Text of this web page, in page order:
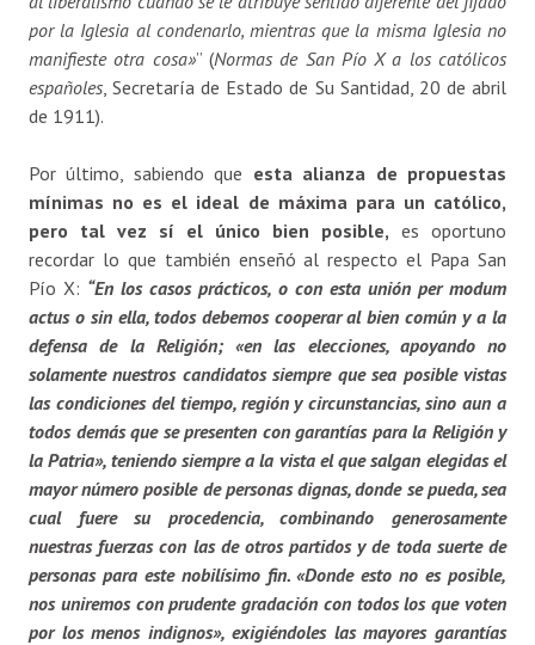
por la Iglesia al condenarlo, mientras que la misma Iglesia no
manifieste otra cosa»” (Normas de San Pío X a los católicos
españoles , Secretaría de Estado de Su Santidad, 20 de abril
de 1911).
Por último, sabiendo que esta alianza de propuestas
mínimas no es el ideal de máxima para un católico,
pero tal vez sí el único bien posible, es oportuno
recordar lo que también enseñó al respecto el Papa San
Pío X: “En los casos prácticos, o con esta unión per modum
actuso sin ella, todos debemos cooperar al bien común y a la
defensa de la Religión; «en las elecciones, apoyando no
solamente nuestros candidatos siempre que sea posible vistas
las condiciones del tiempo, región y circunstancias, sino aun a
todos demás que se presenten con garantías para la Religión y
la Patria», teniendo siempre a la vista el que salgan elegidas el
mayor número posible de personas dignas, donde se pueda, sea
cual fuere su procedencia, combinando generosamente
nuestras fuerzas con las de otros partidos y de toda suerte de
personas para este nobilísimo fin.«Donde esto no es posible,
nos uniremos con prudente gradación con todos los que voten
por los menos indignos», exigiéndoles las mayores garantías